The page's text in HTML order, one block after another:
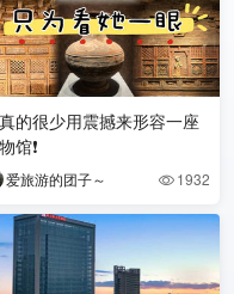
的很少用震撼来形容一座
馆❗️
爱旅游的团子～  1932